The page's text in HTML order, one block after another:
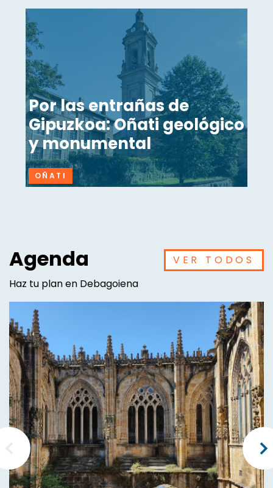
Por las entrañas de
Gipuzkoa: Oñati geológico
y monumental
OÑATI
Agenda
Haz tu plan en Debagoiena
VER TODOS